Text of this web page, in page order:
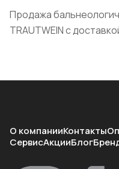
Продажа
TRAUTWEIN с
О компанииКонтакты
СервисАкцииБлог